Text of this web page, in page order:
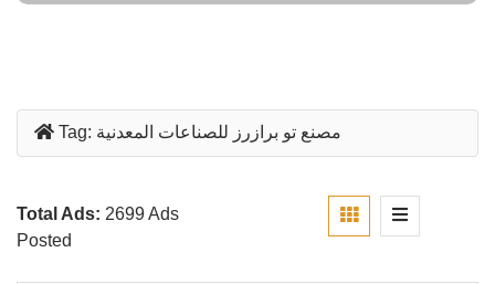
Tag: مصنع تو برازرز للصناعات المعدنية
Total Ads: 2699 Ads
Posted